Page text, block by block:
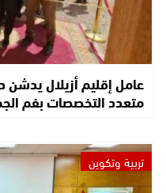
عامل إقليم أزيلال يدشن
متعدد التخصصات بفم
تربية وتكوين